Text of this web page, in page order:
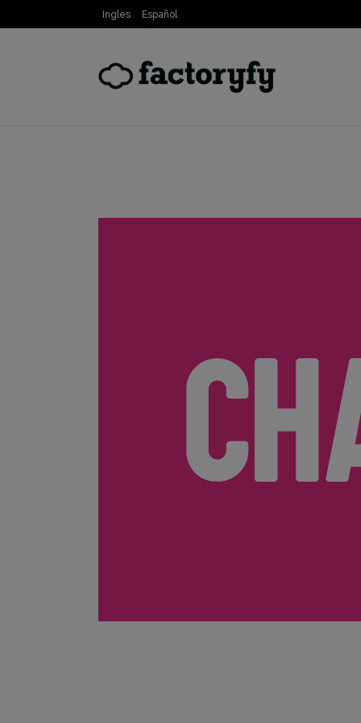
Ingles Español